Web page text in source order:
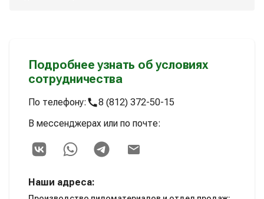
Подробнее узнать об условиях
сотрудничества
По телефону:
8 (812) 372-50-15
В мессенджерах или по почте:
Наши адреса: